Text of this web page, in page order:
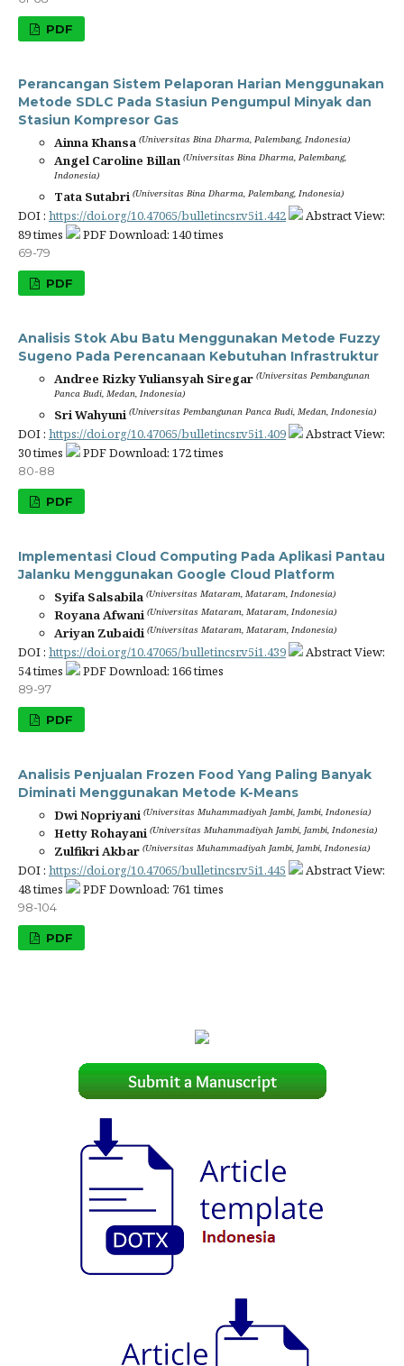
PDF
Perancangan Sistem Pelaporan Harian Menggunakan
Metode SDLC Pada Stasiun Pengumpul Minyak dan
Stasiun Kompresor Gas
Ainna Khansa (Universitas Bina Dharma, Palembang, Indonesia)
Angel Caroline Billan (Universitas Bina Dharma, Palembang,
Indonesia)
Tata Sutabri (Universitas Bina Dharma, Palembang, Indonesia)
DOI : https://doi.org/10.47065/bulletincsr.v5i1.442
Abstract View:
89 times
PDF Download: 140 times
69-79
PDF
Analisis Stok Abu Batu Menggunakan Metode Fuzzy
Sugeno Pada Perencanaan Kebutuhan Infrastruktur
Andree Rizky Yuliansyah Siregar (Universitas Pembangunan
Panca Budi, Medan, Indonesia)
Sri Wahyuni (Universitas Pembangunan Panca Budi, Medan, Indonesia)
DOI : https://doi.org/10.47065/bulletincsr.v5i1.409
Abstract View:
30 times
PDF Download: 172 times
80-88
PDF
Implementasi Cloud Computing Pada Aplikasi Pantau
Jalanku Menggunakan Google Cloud Platform
Syifa Salsabila (Universitas Mataram, Mataram, Indonesia)
Royana Afwani (Universitas Mataram, Mataram, Indonesia)
Ariyan Zubaidi (Universitas Mataram, Mataram, Indonesia)
DOI : https://doi.org/10.47065/bulletincsr.v5i1.439
Abstract View:
54 times
PDF Download: 166 times
89-97
PDF
Analisis Penjualan Frozen Food Yang Paling Banyak
Diminati Menggunakan Metode K-Means
Dwi Nopriyani (Universitas Muhammadiyah Jambi, Jambi, Indonesia)
Hetty Rohayani (Universitas Muhammadiyah Jambi, Jambi, Indonesia)
Zulfikri Akbar (Universitas Muhammadiyah Jambi, Jambi, Indonesia)
DOI : https://doi.org/10.47065/bulletincsr.v5i1.445
Abstract View:
48 times
PDF Download: 761 times
98-104
PDF